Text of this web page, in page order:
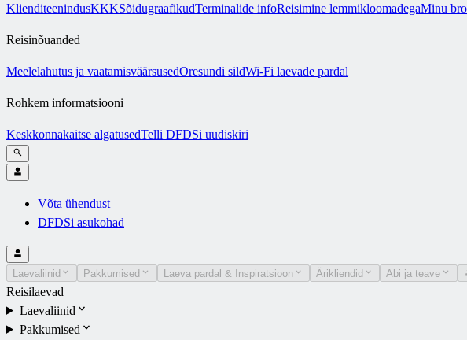
KlienditeenindusKKKSõidugraafikudTerminalide infoReisimine lemmikloomadegaMinu
Reisinõuanded
Meelelahutus ja vaatamisväärsusedOresundi sildWi-Fi laevade pardal
Rohkem informatsiooni
Keskkonnakaitse algatusedTelli DFDSi uudiskiri
Võta ühendust
DFDSi asukohad
Laevaliinid Pakkumised Laeva pardal & Inspiratsioon Ärikliendid Abi ja teave
Reisilaevad
Laevaliinid
Pakkumised